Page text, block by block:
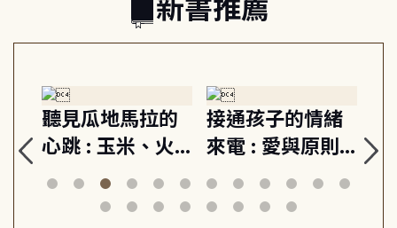
新書推薦
聽見瓜地馬拉的
心跳 : 玉米、火
山與信仰, 外交官
筆下的現代馬雅
接通孩子的情緒
來電 : 愛與原則,
建立教養的安定
節奏 22個行動練
關